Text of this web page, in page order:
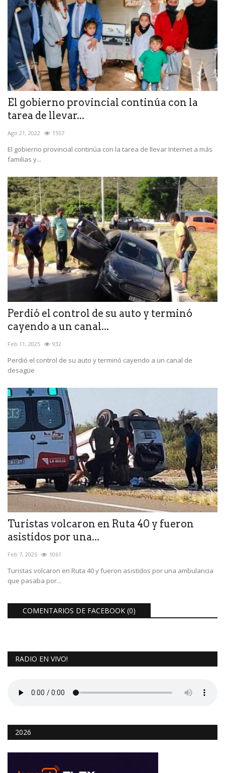
El gobierno provincial continúa con la
tarea de llevar...
Ago 21, 2022 1557
El gobierno provincial continúa con la tarea de llevar Internet a más
familias y...
Perdió el control de su auto y terminó
cayendo a un canal...
Feb 11, 2025 932
Perdió el control de su auto y terminó cayendo a un canal de
desagüe
Turistas volcaron en Ruta 40 y fueron
asistidos por una...
Feb 7, 2025 1061
Turistas volcaron en Ruta 40 y fueron asistidos por una ambulancia
que pasaba por...
COMENTARIOS DE FACEBOOK (0)
RADIO EN VIVO!
2026